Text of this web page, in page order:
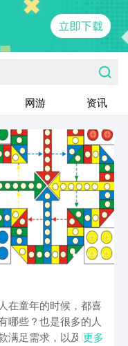
网游 资讯
在童年的时候，都喜
哪些？也是很多的人
满足需求，以及以五
更多